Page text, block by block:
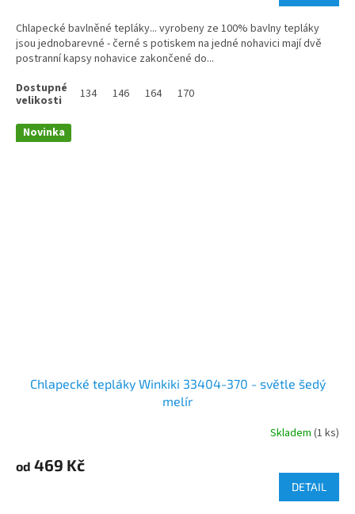
Chlapecké bavlněné tepláky... vyrobeny ze 100% bavlny tepláky
jsou jednobarevné - černé s potiskem na jedné nohavici mají dvě
postranní kapsy nohavice zakončené do...
134 146 164 170
Novinka
Chlapecké tepláky Winkiki 33404-370 - světle šedý
melír
Skladem (1 ks)
od 469 Kč
DETAIL